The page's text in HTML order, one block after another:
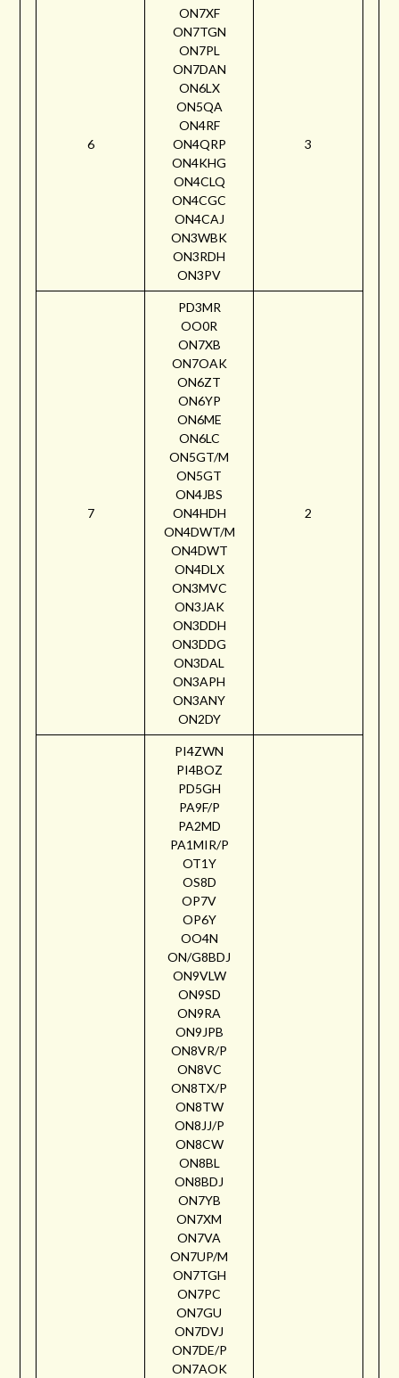
6
ON7XF
ON7TGN
ON7PL
ON7DAN
ON6LX
ON5QA
ON4RF
ON4QRP
ON4KHG
ON4CLQ
ON4CGC
ON4CAJ
ON3WBK
ON3RDH
ON3PV
3
7
PD3MR
OO0R
ON7XB
ON7OAK
ON6ZT
ON6YP
ON6ME
ON6LC
ON5GT/M
ON5GT
ON4JBS
ON4HDH
ON4DWT/M
ON4DWT
ON4DLX
ON3MVC
ON3JAK
ON3DDH
ON3DDG
ON3DAL
ON3APH
ON3ANY
ON2DY
2
PI4ZWN
PI4BOZ
PD5GH
PA9F/P
PA2MD
PA1MIR/P
OT1Y
OS8D
OP7V
OP6Y
OO4N
ON/G8BDJ
ON9VLW
ON9SD
ON9RA
ON9JPB
ON8VR/P
ON8VC
ON8TX/P
ON8TW
ON8JJ/P
ON8CW
ON8BL
ON8BDJ
ON7YB
ON7XM
ON7VA
ON7UP/M
ON7TGH
ON7PC
ON7GU
ON7DVJ
ON7DE/P
ON7AOK